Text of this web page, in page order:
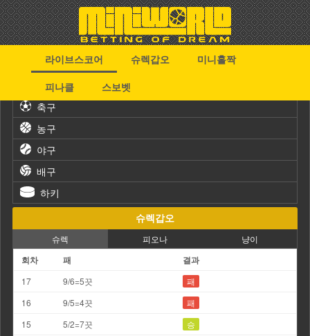
라이브스코어 슈렉갑오
미니홀짝
피나클
스보벳
축구
농구
야구
배구
하키
슈렉갑오
슈렉 피오나 냥이
회차 패 결과
17 9/6=5끗
패
16
9/5=4끗
패
15
5/2=7끗
승